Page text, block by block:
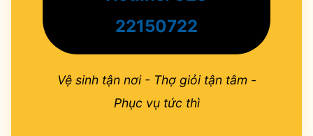
22150722
Vệ sinh tận nơi - Thợ giỏi tận tâm -
Phục vụ tức thì